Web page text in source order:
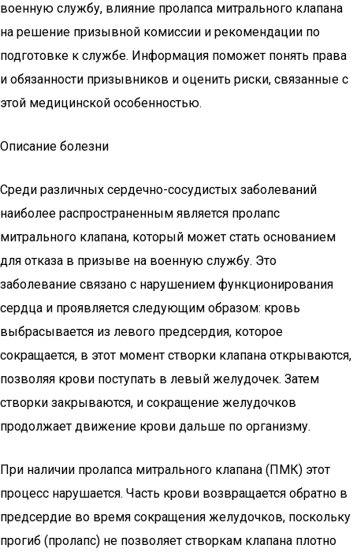
военную службу, влияние пролапса митрального клапана
на решение призывной комиссии и рекомендации по
подготовке к службе. Информация поможет понять права
и обязанности призывников и оценить риски, связанные с
этой медицинской особенностью.
Описание болезни
Среди различных сердечно-сосудистых заболеваний
наиболее распространенным является пролапс
митрального клапана, который может стать основанием
для отказа в призыве на военную службу. Это
заболевание связано с нарушением функционирования
сердца и проявляется следующим образом: кровь
выбрасывается из левого предсердия, которое
сокращается, в этот момент створки клапана открываются,
позволяя крови поступать в левый желудочек. Затем
створки закрываются, и сокращение желудочков
продолжает движение крови дальше по организму.
При наличии пролапса митрального клапана (ПМК) этот
процесс нарушается. Часть крови возвращается обратно в
предсердие во время сокращения желудочков, поскольку
прогиб (пролапс) не позволяет створкам клапана плотно